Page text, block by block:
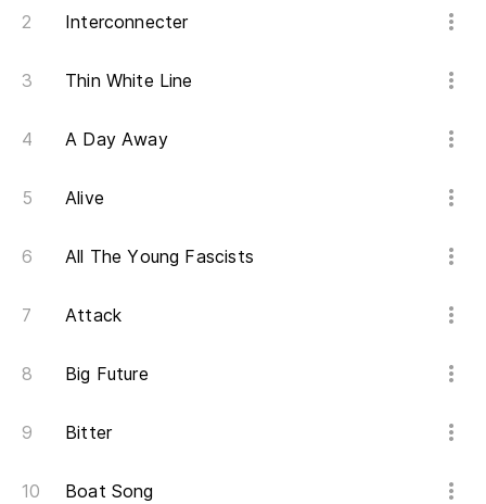
Interconnecter
Thin White Line
A Day Away
Alive
All The Young Fascists
Attack
Big Future
Bitter
Boat Song